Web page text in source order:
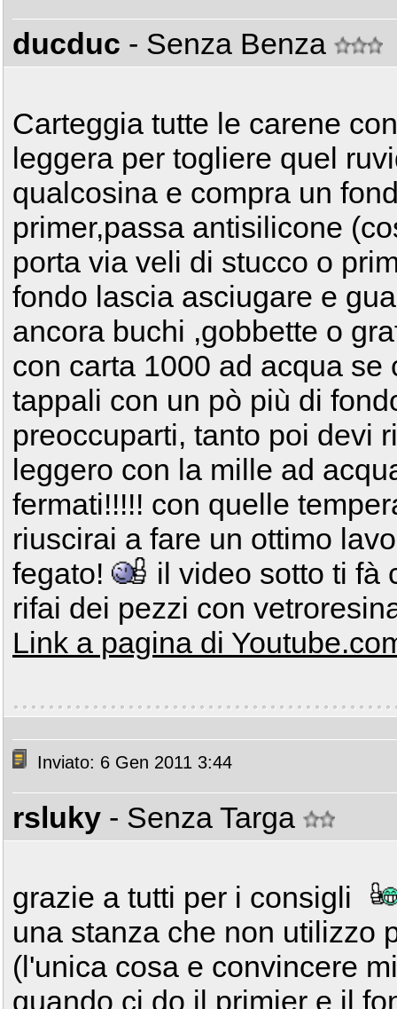
ducduc - Senza Benza
Carteggia tutte le carene
leggera per togliere quel
qualcosina e compra un
primer,passa antisilicone
porta via veli di stucco o
fondo lascia asciugare e
ancora buchi ,gobbette o
con carta 1000 ad acqua
tappali con un pò più di
preoccuparti, tanto poi devi
leggero con la mille ad
fermati!!!!! con quelle
riuscirai a fare un ottimo
fegato!
il video sotto ti fà
rifai dei pezzi con
Link a pagina di
Inviato: 6 Gen 2011 3:44
rsluky - Senza Targa
grazie a tutti per i consigli
una stanza che non utilizzo
(l'unica cosa e convincere
quando ci do il primier e il